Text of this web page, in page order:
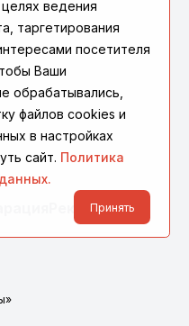
Реквизиты
ведения
таргетирования
посетителя
Ваши
обрабатывались,
файлов cookies и
в настройках
сайт. Политика
Принять